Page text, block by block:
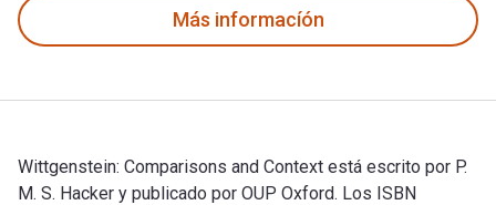
Más informacíón
Wittgenstein: Comparisons and Context está escrito por P.
M. S. Hacker y publicado por OUP Oxford. Los ISBN